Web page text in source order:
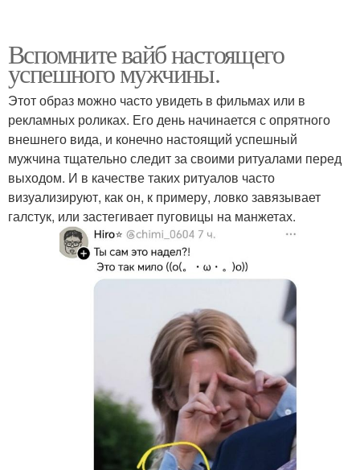
Вспомните вайб настоящего
успешного мужчины.
Этот образ можно часто увидеть в фильмах или в
рекламных роликах. Его день начинается с опрятного
внешнего вида, и конечно настоящий успешный
мужчина тщательно следит за своими ритуалами перед
выходом. И в качестве таких ритуалов часто
визуализируют, как он, к примеру, ловко завязывает
галстук, или застегивает пуговицы на манжетах.